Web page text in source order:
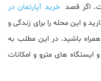
اگر قصد خرید آپارتمان در
و این محله را برای زندگی و
همراه باشید. در این مطلب به
های مترو و امکانات